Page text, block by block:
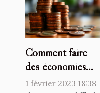
Comment faire
des économies
avec un petit
1 février 2023 18:38